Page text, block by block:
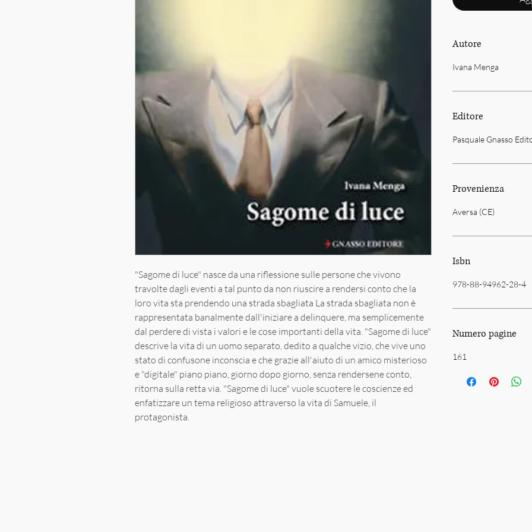
"Sagome di luce" nasce da una riflessione sulle persone che vivono
travolte dagli eventi a tal punto da non riuscire a rendersi conto che la
loro vita sta prendendo una strada sbagliata La strada sbagliata non è
rappresentata banalmente dall'iniziare a delinquere, ma semplicemente
dal perdere di vista i valori e le cose importanti della vita. "Sagome di luce"
descrive la vita di un uomo separato, dedito a qualche vizio, che vive uno
stato di confusone inconscia e che grazie all'aiuto di un amico misterioso
e "digitale" piano piano, giorno dopo giorno, senza rendersene conto,
ritorna sulla retta via. "Sagome di luce" vuole scuotere le coscienze ed
enfatizzare un tema religioso attraverso la vita di Samuele, il
protagonista.
Autore
Ivana Menga
Editore
Pasquale Gnasso
Provenienza
Aversa (CE)
Isbn
978-88-94962-28-4
Numero pagine
161